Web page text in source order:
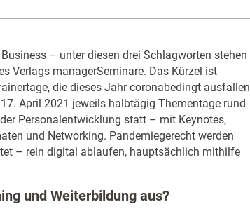
– unter diesen drei Schlagworten stehen
Verlags managerSeminare. Das Kürzel ist
die dieses Jahr coronabedingt ausfallen
April 2021 jeweils halbtägig Thementage rund
Personalentwicklung statt – mit Keynotes,
und Networking. Pandemiegerecht werden
– rein digital ablaufen, hauptsächlich mithilfe
und Weiterbildung aus?